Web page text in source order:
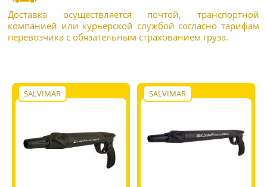
Доставка осуществляется почтой, транспортной
компанией или курьерской службой согласно тарифам
перевозчика с обязательным страхованием груза.
SALVIMAR SALVIMAR